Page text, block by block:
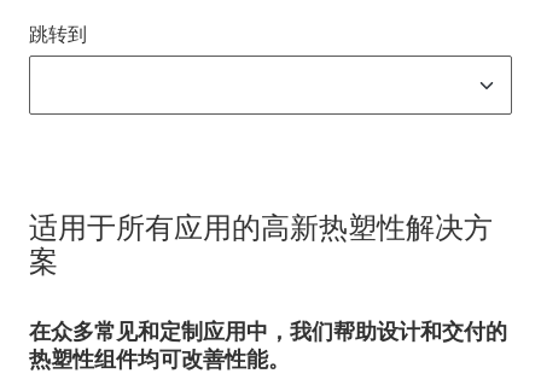
跳转到
适用于所有应用的高新热塑性解决方
案
在众多常见和定制应用中，我们帮助设计和交付的
热塑性组件均可改善性能。